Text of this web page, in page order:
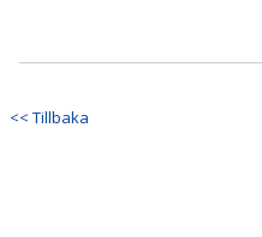
<< Tillbaka